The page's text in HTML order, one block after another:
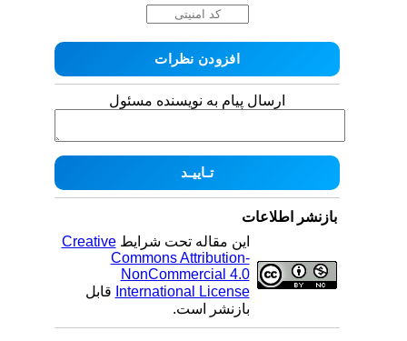
ارسال پیام به نویسنده مسئول
بازنشر اطلاعات
این مقاله تحت شرایطCreative
Commons Attribution-
NonCommercial 4.0
International Licenseقابل
بازنشر است.